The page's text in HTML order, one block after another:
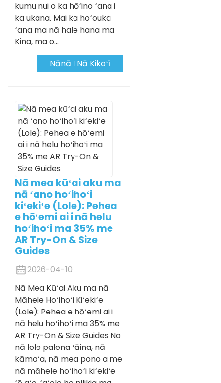
kumu nui o ka hōʻino ʻana i
ka ukana. Mai ka hoʻouka
ʻana ma nā hale hana ma
Kina, ma o...
Nānā I Nā Kikoʻī
Nā mea kūʻai aku ma
nā ʻano hoʻihoʻi
kiʻekiʻe (Lole): Pehea
e hōʻemi ai i nā helu
hoʻihoʻi ma 35% me
AR Try-On & Size
Guides
2026-04-10
Nā Mea Kūʻai Aku ma nā
Māhele Hoʻihoʻi Kiʻekiʻe
(Lole): Pehea e hōʻemi ai i
nā helu hoʻihoʻi ma 35% me
AR Try-On & Size Guides No
nā lole palena ʻāina, nā
kāmaʻa, nā mea pono a me
nā māhele hoʻihoʻi kiʻekiʻe